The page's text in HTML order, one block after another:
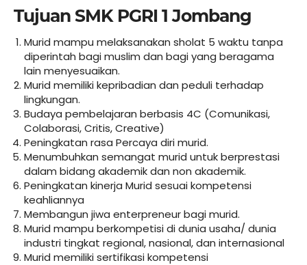
Tujuan SMK PGRI 1 Jombang
Murid mampu melaksanakan sholat 5 waktu tanpa
diperintah bagi muslim dan bagi yang beragama
lain menyesuaikan.
Murid memiliki kepribadian dan peduli terhadap
lingkungan.
Budaya pembelajaran berbasis 4C (Comunikasi,
Colaborasi, Critis, Creative)
Peningkatan rasa Percaya diri murid.
Menumbuhkan semangat murid untuk berprestasi
dalam bidang akademik dan non akademik.
Peningkatan kinerja Murid sesuai kompetensi
keahliannya
Membangun jiwa enterpreneur bagi murid.
Murid mampu berkompetisi di dunia usaha/ dunia
industri tingkat regional, nasional, dan internasional
Murid memiliki sertifikasi kompetensi